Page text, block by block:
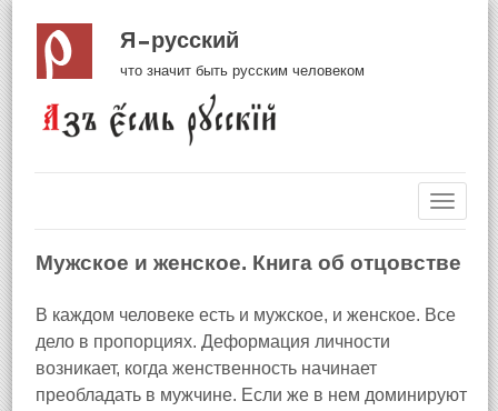
Я русский
что значит быть русским человеком
Мужское и женское. Книга об отцовстве
В каждом человеке есть и мужское, и женское. Все
дело в пропорциях. Деформация личности
возникает, когда женственность начинает
преобладать в мужчине. Если же в нем доминируют